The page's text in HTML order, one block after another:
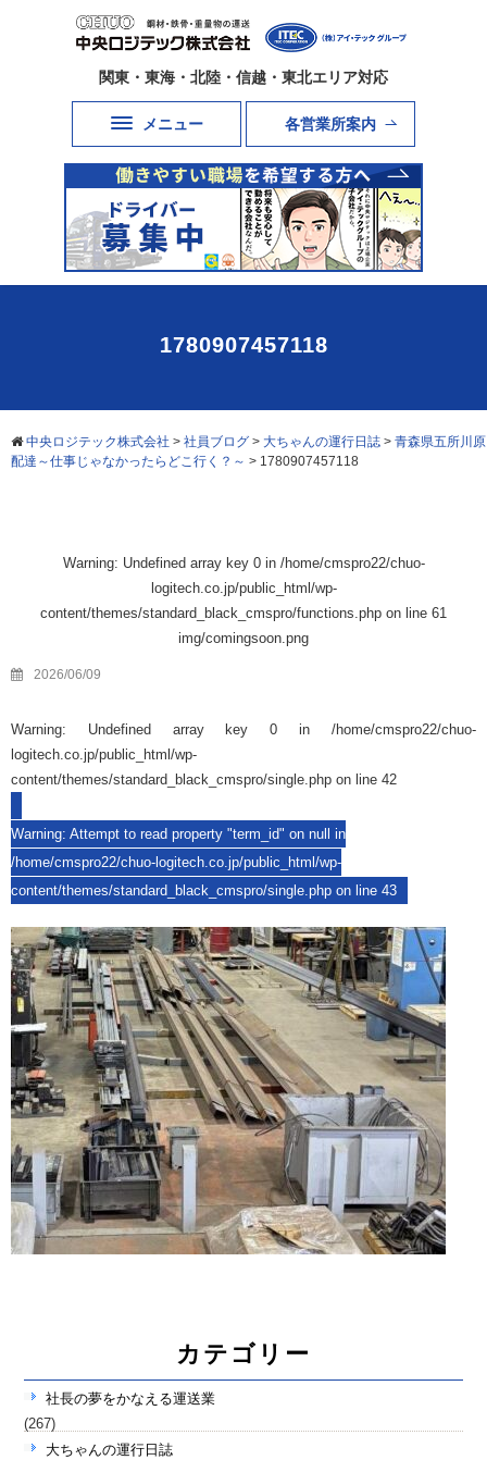
関東・東海・北陸・信越・東北エリア対応
メニュー 各営業所案内
1780907457118
中央ロジテック株式会社 > 社員ブログ > 大ちゃんの運行日誌 > 青森県五所川原
配達～仕事じゃなかったらどこ行く？～ > 1780907457118
Warning: Undefined array key 0 in /home/cmspro22/chuo-
logitech.co.jp/public_html/wp-
content/themes/standard_black_cmspro/functions.php on line 61
img/comingsoon.png
2026/06/09
Warning: Undefined array key 0 in /home/cmspro22/chuo-
logitech.co.jp/public_html/wp-
content/themes/standard_black_cmspro/single.php on line 42
Warning: Attempt to read property "term_id" on null in
/home/cmspro22/chuo-logitech.co.jp/public_html/wp-
content/themes/standard_black_cmspro/single.php on line 43
カテゴリー
社長の夢をかなえる運送業
(267)
大ちゃんの運行日誌